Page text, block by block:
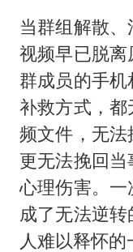
当群组解散
视频早已脱
群成员的手
补救方式，
频文件，无法
更无法挽回
心理伤害。
成了无法逆
人难以释怀的